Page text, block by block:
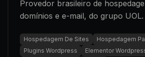
Provedor brasileiro de
domínios e e-mail, do grupo UOL.
Hospedagem De Sites
Hospedagem
Plugins Wordpress
Elementor